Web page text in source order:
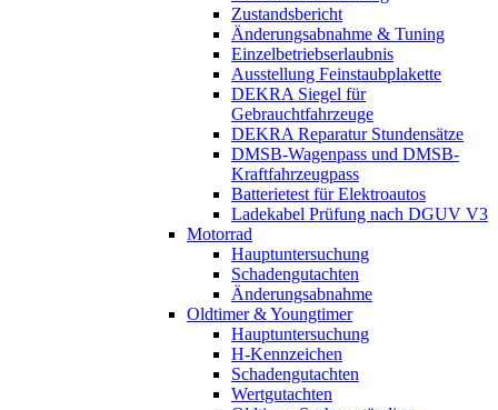
Zustandsbericht
Änderungsabnahme & Tuning
Einzelbetriebserlaubnis
Ausstellung Feinstaubplakette
DEKRA Siegel für
Gebrauchtfahrzeuge
DEKRA Reparatur Stundensätze
DMSB-Wagenpass und DMSB-
Kraftfahrzeugpass
Batterietest für Elektroautos
Ladekabel Prüfung nach DGUV V3
Motorrad
Hauptuntersuchung
Schadengutachten
Änderungsabnahme
Oldtimer & Youngtimer
Hauptuntersuchung
H-Kennzeichen
Schadengutachten
Wertgutachten